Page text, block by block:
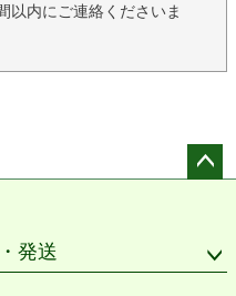
以内にご連絡くださいま
発送